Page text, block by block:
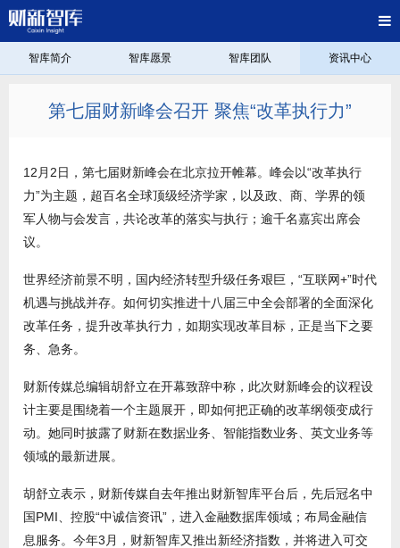
智库简介 智库愿景 智库团队 资讯中心
第七届财新峰会召开 聚焦“改革执行力”
12月2日，第七届财新峰会在北京拉开帷幕。峰会以“改革执行
力”为主题，超百名全球顶级经济学家，以及政、商、学界的领
军人物与会发言，共论改革的落实与执行；逾千名嘉宾出席会
议。
世界经济前景不明，国内经济转型升级任务艰巨，“互联网+”时代
机遇与挑战并存。如何切实推进十八届三中全会部署的全面深化
改革任务，提升改革执行力，如期实现改革目标，正是当下之要
务、急务。
财新传媒总编辑胡舒立在开幕致辞中称，此次财新峰会的议程设
计主要是围绕着一个主题展开，即如何把正确的改革纲领变成行
动。她同时披露了财新在数据业务、智能指数业务、英文业务等
领域的最新进展。
胡舒立表示，财新传媒自去年推出财新智库平台后，先后冠名中
国PMI、控股“中诚信资讯”，进入金融数据库领域；布局金融信
息服务。今年3月，财新智库又推出新经济指数，并将进入可交